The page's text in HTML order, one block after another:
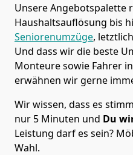
Unsere Angebotspalette
Haushaltsauflösung bis
Seniorenumzüge,
Und dass wir die beste
Monteure sowie Fahrer
erwähnen wir gerne
Wir wissen, dass es
nur 5 Minuten und Du
Leistung darf es sein?
Wahl.